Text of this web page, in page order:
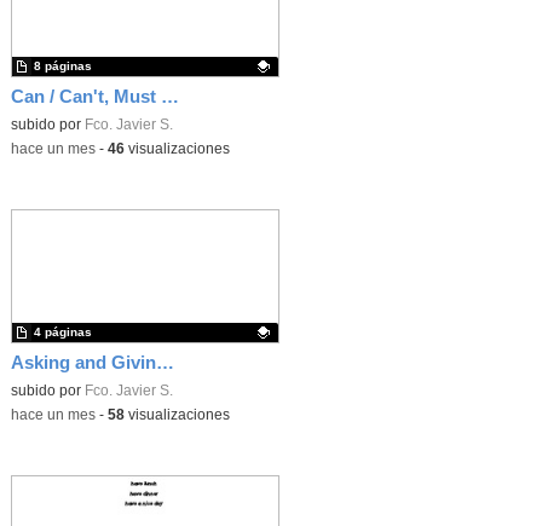
Can / Can't, Must & Should, Conditional Sentences, Sports & Healthy life, Transportation
Contenido educativo.
subido por Fco. Javier S.
8 páginas
-hace un mes- 46visualizaciones
Asking and Giving Directions, Saying Where Places are
Contenido educativo.
subido por Fco. Javier S.
4 páginas
-hace un mes- 58visualizaciones